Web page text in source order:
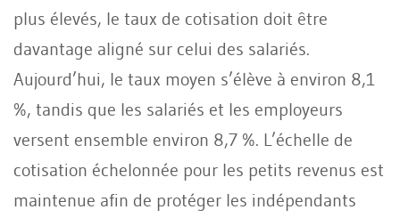
plus élevés, le taux de cotisation doit être
davantage aligné sur celui des salariés.
Aujourd’hui, le taux moyen s’élève à environ 8,1
%, tandis que les salariés et les employeurs
versent ensemble environ 8,7 %. L’échelle de
cotisation échelonnée pour les petits revenus est
maintenue afin de protéger les indépendants